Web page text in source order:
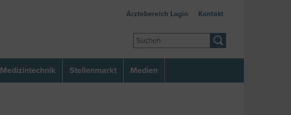
Ärztebereich Login Kontakt
Medizintechnik Stellenmarkt Medien